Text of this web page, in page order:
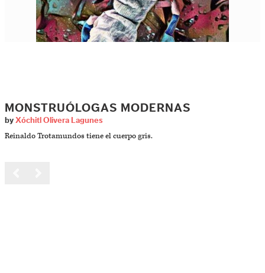
MONSTRUÓLOGAS MODERNAS
by Xóchitl Olivera Lagunes
Reinaldo Trotamundos tiene el cuerpo gris.